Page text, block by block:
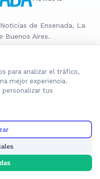
de Ensenada, La
Buenos Aires.
para analizar el tráfico,
mejor experiencia.
personalizar tus